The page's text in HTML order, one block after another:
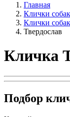
Главная
Клички собак
Клички
Твердослав
Кличка
Подбор